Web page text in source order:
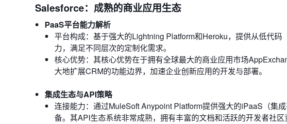
Salesforce：成熟的商业应用生态
PaaS平台能力解析
平台构成：基于强大的Lightning Platform和Heroku，提供从低代
力，满足不同层次的定制化需求。
核心优势：其核心优势在于拥有全球最大的商业应用市场
大地扩展CRM的功能边界，加速企业创新应用的开发与部署。
集成生态与API策略
连接能力：通过MuleSoft Anypoint Platform提供强大的iPaaS（集
备。其API生态系统非常成熟，拥有丰富的文档和活跃的开发者社